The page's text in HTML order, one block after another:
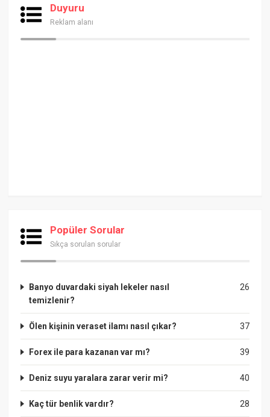
Duyuru
Reklam alanı
Popüler Sorular
Sıkça sorulan sorular
26
Banyo duvardaki siyah lekeler nasıl
temizlenir?
37
Ölen kişinin veraset ilamı nasıl çıkar?
39
Forex ile para kazanan var mı?
40
Deniz suyu yaralara zarar verir mi?
28
Kaç tür benlik vardır?